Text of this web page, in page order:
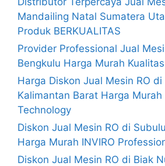
Mandailing Natal Sumatera
Produk BERKUALITAS
Provider Professional Jual
Bengkulu Harga Murah
Harga Diskon Jual Mesin RO
Kalimantan Barat Harga Murah
Technology
Diskon Jual Mesin RO di
Harga Murah INVIRO
Diskon Jual Mesin RO di Biak